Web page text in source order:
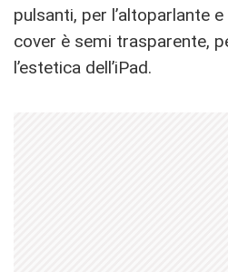
pulsanti, per l’altoparlante
cover è semi trasparente,
l’estetica dell’iPad.